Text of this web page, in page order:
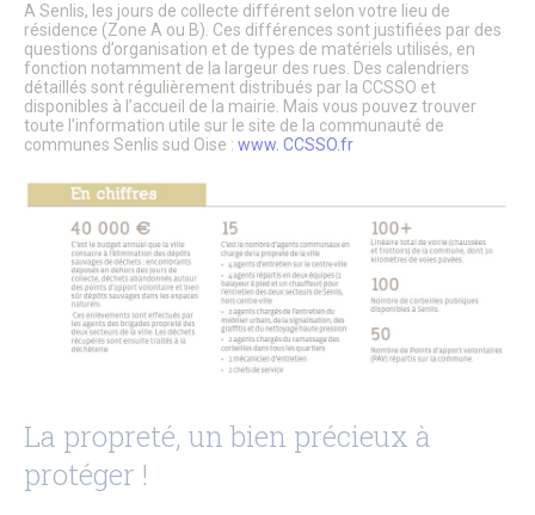
A Senlis, les jours de collecte différent selon votre lieu de
résidence (Zone A ou B). Ces différences sont justifiées par des
questions d’organisation et de types de matériels utilisés, en
fonction notamment de la largeur des rues. Des calendriers
détaillés sont régulièrement distribués par la CCSSO et
disponibles à l’accueil de la mairie. Mais vous pouvez trouver
toute l’information utile sur le site de la communauté de
communes Senlis sud Oise : www. CCSSO.fr
La propreté, un bien précieux à
protéger !